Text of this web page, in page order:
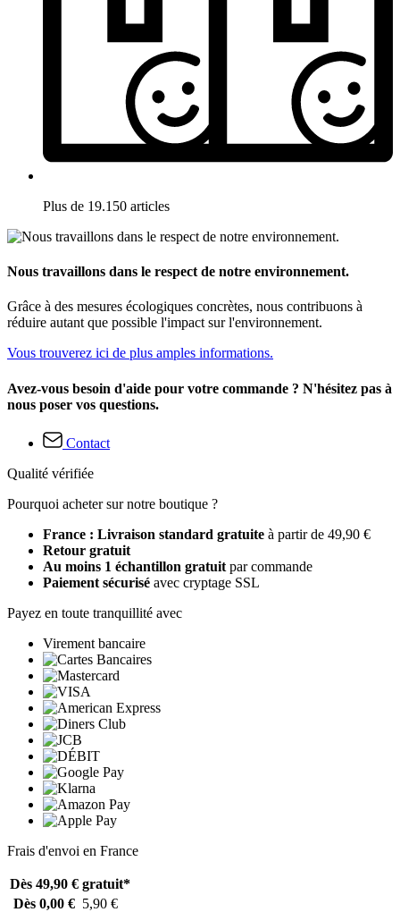
Plus de 19.150 articles
Nous travaillons dans le respect de notre environnement.
Grâce à des mesures écologiques concrètes, nous contribuons à
réduire autant que possible l'impact sur l'environnement.
Vous trouverez ici de plus amples informations.
Avez-vous besoin d'aide pour votre commande ? N'hésitez pas à
nous poser vos questions.
Contact
Qualité vérifiée
Pourquoi acheter sur notre boutique ?
France : Livraison standard gratuite à partir de 49,90 €
Retour gratuit
Au moins 1 échantillon gratuit par commande
Paiement sécurisé avec cryptage SSL
Payez en toute tranquillité avec
Virement bancaire
Frais d'envoi en France
Dès 49,90 € gratuit*
Dès 0,00 € 5,90 €